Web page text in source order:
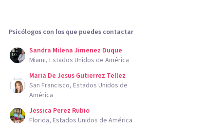
Psicólogos con los que puedes contactar
Sandra Milena Jimenez Duque
Miami, Estados Unidos de América
Maria De Jesus Gutierrez Tellez
San Francisco, Estados Unidos de
América
Jessica Perez Rubio
Florida, Estados Unidos de América